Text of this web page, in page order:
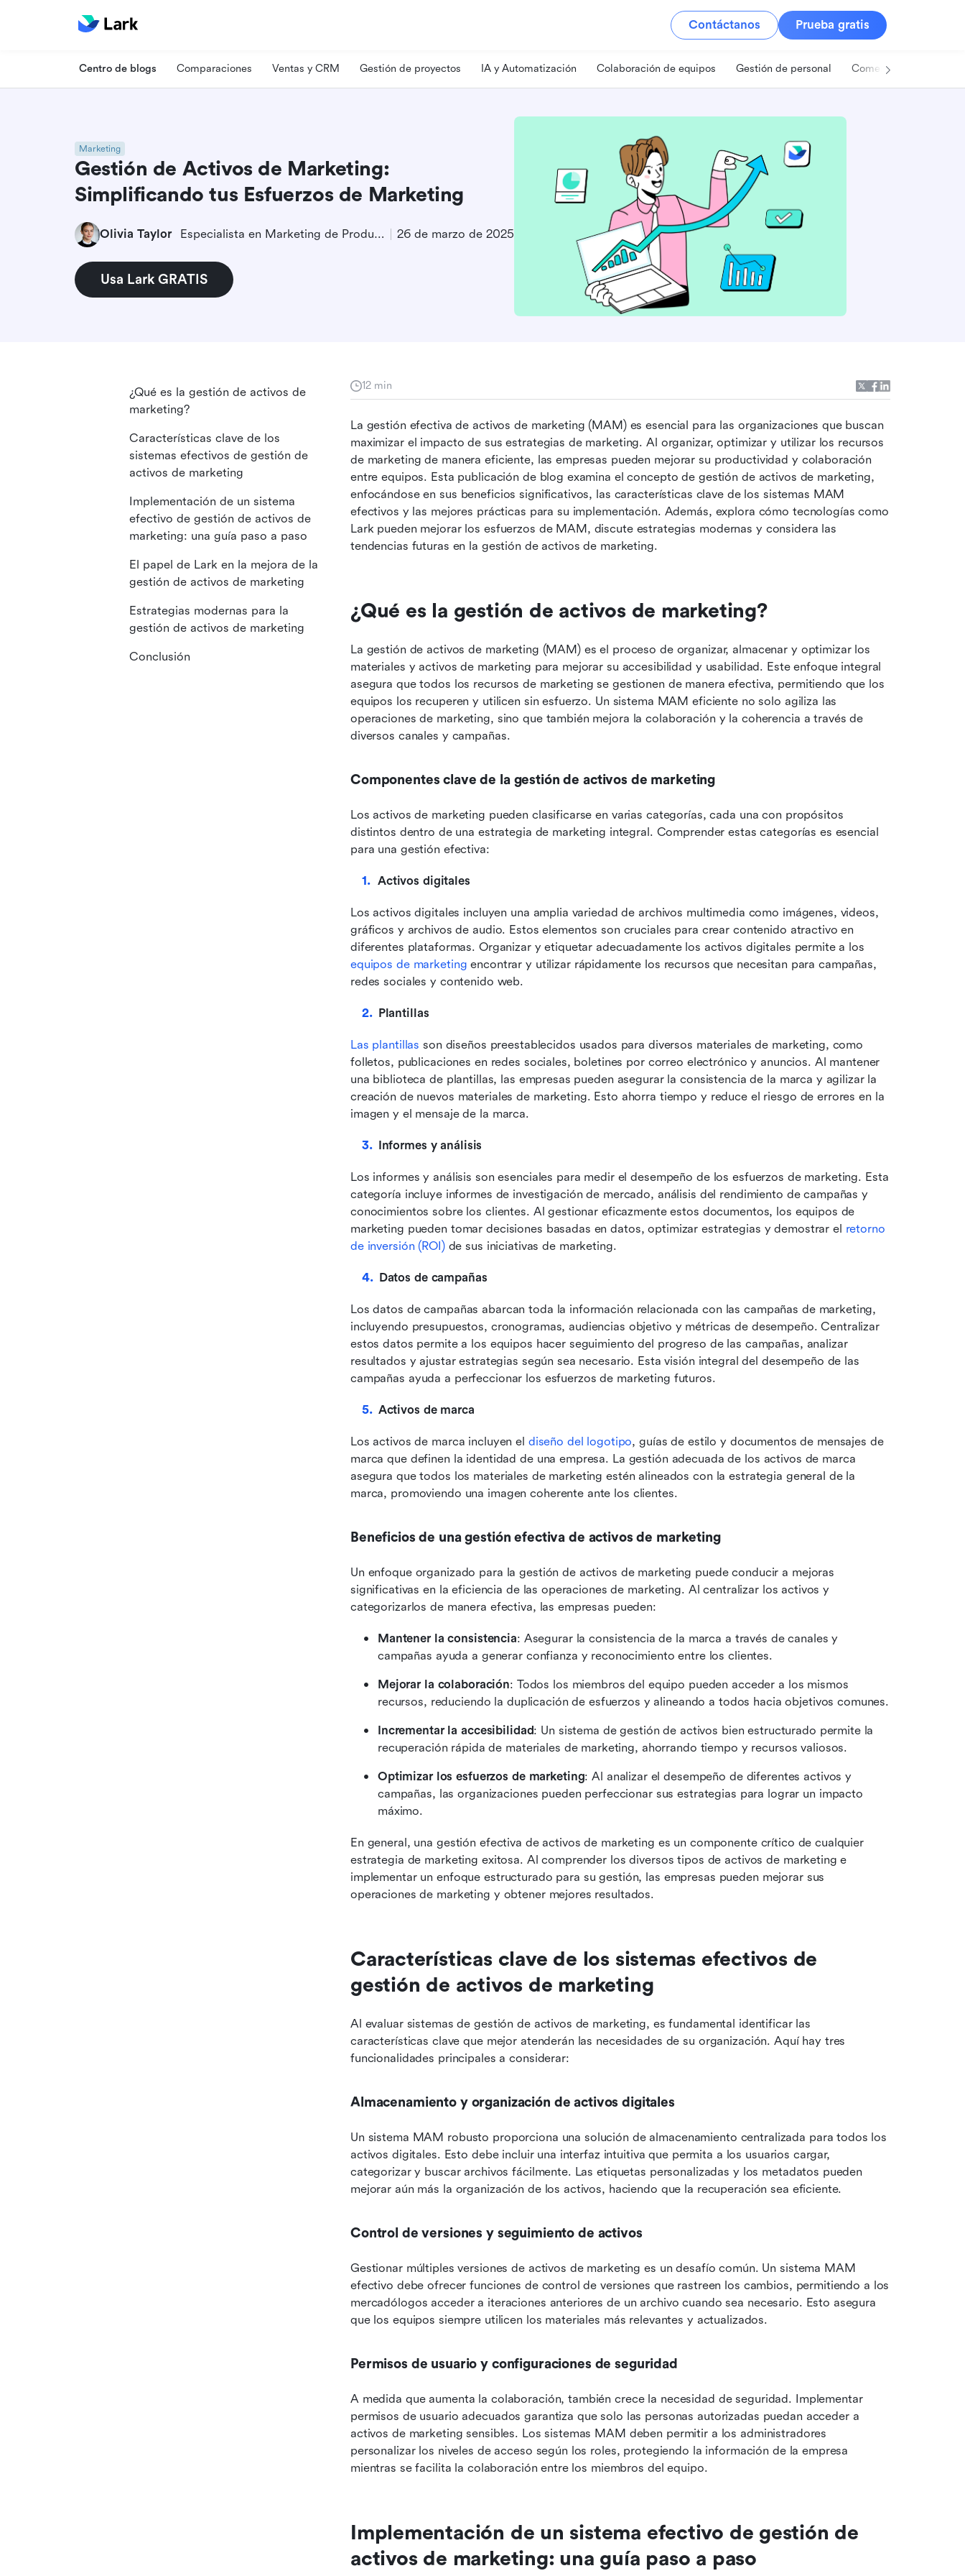
Contáctanos Prueba gratis
Centro de blogs Comparaciones Ventas y CRM Gestión de proyectos IA y Automatización Colaboración de equipos Gestión de personal Comercio minorista
Marketing
Gestión de Activos de Marketing:
Simplificando tus Esfuerzos de Marketing
Olivia Taylor Especialista en Marketing de Producto B2B 26 de marzo de 2025
Usa Lark GRATIS
12 min
La gestión efectiva de activos de marketing (MAM) es esencial para las organizaciones que buscan
maximizar el impacto de sus estrategias de marketing. Al organizar, optimizar y utilizar los recursos
de marketing de manera eficiente, las empresas pueden mejorar su productividad y colaboración
entre equipos. Esta publicación de blog examina el concepto de gestión de activos de marketing,
enfocándose en sus beneficios significativos, las características clave de los sistemas MAM
efectivos y las mejores prácticas para su implementación. Además, explora cómo tecnologías como
Lark pueden mejorar los esfuerzos de MAM, discute estrategias modernas y considera las
tendencias futuras en la gestión de activos de marketing.
¿Qué es la gestión de activos de marketing?
La gestión de activos de marketing (MAM) es el proceso de organizar, almacenar y optimizar los
materiales y activos de marketing para mejorar su accesibilidad y usabilidad. Este enfoque integral
asegura que todos los recursos de marketing se gestionen de manera efectiva, permitiendo que los
equipos los recuperen y utilicen sin esfuerzo. Un sistema MAM eficiente no solo agiliza las
operaciones de marketing, sino que también mejora la colaboración y la coherencia a través de
diversos canales y campañas.
Componentes clave de la gestión de activos de marketing
Los activos de marketing pueden clasificarse en varias categorías, cada una con propósitos
distintos dentro de una estrategia de marketing integral. Comprender estas categorías es esencial
para una gestión efectiva:
Activos digitales
Los activos digitales incluyen una amplia variedad de archivos multimedia como imágenes, videos,
gráficos y archivos de audio. Estos elementos son cruciales para crear contenido atractivo en
equipos de marketing encontrar y utilizar rápidamente los recursos que necesitan para campañas,
redes sociales y contenido web.
Plantillas
Las plantillas son diseños preestablecidos usados para diversos materiales de marketing, como
folletos, publicaciones en redes sociales, boletines por correo electrónico y anuncios. Al mantener
una biblioteca de plantillas, las empresas pueden asegurar la consistencia de la marca y agilizar la
creación de nuevos materiales de marketing. Esto ahorra tiempo y reduce el riesgo de errores en la
imagen y el mensaje de la marca.
Informes y análisis
Los informes y análisis son esenciales para medir el desempeño de los esfuerzos de marketing. Esta
categoría incluye informes de investigación de mercado, análisis del rendimiento de campañas y
conocimientos sobre los clientes. Al gestionar eficazmente estos documentos, los equipos de
marketing pueden tomar decisiones basadas en datos, optimizar estrategias y demostrar el retorno
de inversión (ROI) de sus iniciativas de marketing.
Datos de campañas
Los datos de campañas abarcan toda la información relacionada con las campañas de marketing,
incluyendo presupuestos, cronogramas, audiencias objetivo y métricas de desempeño. Centralizar
estos datos permite a los equipos hacer seguimiento del progreso de las campañas, analizar
resultados y ajustar estrategias según sea necesario. Esta visión integral del desempeño de las
campañas ayuda a perfeccionar los esfuerzos de marketing futuros.
Activos de marca
Los activos de marca incluyen el diseño del logotipo, guías de estilo y documentos de mensajes de
marca que definen la identidad de una empresa. La gestión adecuada de los activos de marca
asegura que todos los materiales de marketing estén alineados con la estrategia general de la
marca, promoviendo una imagen coherente ante los clientes.
Beneficios de una gestión efectiva de activos de marketing
Un enfoque organizado para la gestión de activos de marketing puede conducir a mejoras
significativas en la eficiencia de las operaciones de marketing. Al centralizar los activos y
categorizarlos de manera efectiva, las empresas pueden:
Mantener la consistencia: Asegurar la consistencia de la marca a través de canales y
campañas ayuda a generar confianza y reconocimiento entre los clientes.
Mejorar la colaboración: Todos los miembros del equipo pueden acceder a los mismos
recursos, reduciendo la duplicación de esfuerzos y alineando a todos hacia objetivos comunes.
Incrementar la accesibilidad: Un sistema de gestión de activos bien estructurado permite la
recuperación rápida de materiales de marketing, ahorrando tiempo y recursos valiosos.
Optimizar los esfuerzos de marketing: Al analizar el desempeño de diferentes activos y
campañas, las organizaciones pueden perfeccionar sus estrategias para lograr un impacto
máximo.
En general, una gestión efectiva de activos de marketing es un componente crítico de cualquier
estrategia de marketing exitosa. Al comprender los diversos tipos de activos de marketing e
implementar un enfoque estructurado para su gestión, las empresas pueden mejorar sus
operaciones de marketing y obtener mejores resultados.
Características clave de los sistemas efectivos de
gestión de activos de marketing
Al evaluar sistemas de gestión de activos de marketing, es fundamental identificar las
características clave que mejor atenderán las necesidades de su organización. Aquí hay tres
funcionalidades principales a considerar:
Almacenamiento y organización de activos digitales
Un sistema MAM robusto proporciona una solución de almacenamiento centralizada para todos los
activos digitales. Esto debe incluir una interfaz intuitiva que permita a los usuarios cargar,
categorizar y buscar archivos fácilmente. Las etiquetas personalizadas y los metadatos pueden
mejorar aún más la organización de los activos, haciendo que la recuperación sea eficiente.
Control de versiones y seguimiento de activos
Gestionar múltiples versiones de activos de marketing es un desafío común. Un sistema MAM
efectivo debe ofrecer funciones de control de versiones que rastreen los cambios, permitiendo a los
mercadólogos acceder a iteraciones anteriores de un archivo cuando sea necesario. Esto asegura
que los equipos siempre utilicen los materiales más relevantes y actualizados.
Permisos de usuario y configuraciones de seguridad
A medida que aumenta la colaboración, también crece la necesidad de seguridad. Implementar
permisos de usuario adecuados garantiza que solo las personas autorizadas puedan acceder a
activos de marketing sensibles. Los sistemas MAM deben permitir a los administradores
personalizar los niveles de acceso según los roles, protegiendo la información de la empresa
mientras se facilita la colaboración entre los miembros del equipo.
Implementación de un sistema efectivo de gestión de
activos de marketing: una guía paso a paso
¿Qué es la gestión de activos de
marketing?
Características clave de los
sistemas efectivos de gestión de
activos de marketing
Implementación de un sistema
efectivo de gestión de activos de
marketing: una guía paso a paso
El papel de Lark en la mejora de la
gestión de activos de marketing
Estrategias modernas para la
gestión de activos de marketing
Conclusión